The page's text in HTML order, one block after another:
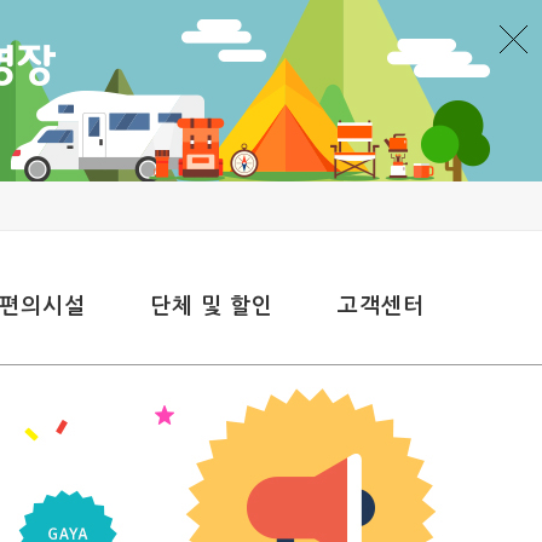
의시설 단체 및 할인 고객센터